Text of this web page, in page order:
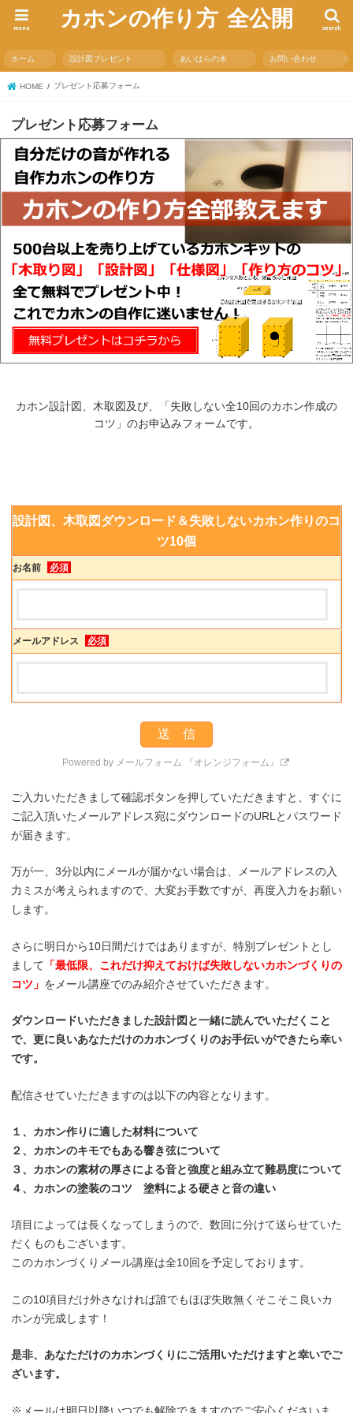
カホンの作り方 全公開 search
menu
ホーム 設計図プレゼント あいはらの木 お問い合わせ
HOME プレゼント応募フォーム
プレゼント応募フォーム
カホン設計図、木取図及び、「失敗しない全10回のカホン作成の
コツ」のお申込みフォームです。
設計図、木取図ダウンロード＆失敗しないカホン作りのコ
ツ10個
お名前 必須
メールアドレス 必須
Powered by メールフォーム 『オレンジフォーム』
ご入力いただきまして確認ボタンを押していただきますと、すぐに
ご記入頂いたメールアドレス宛にダウンロードのURLとパスワード
が届きます。
万が一、3分以内にメールが届かない場合は、メールアドレスの入
力ミスが考えられますので、大変お手数ですが、再度入力をお願い
します。
さらに明日から10日間だけではありますが、特別プレゼントとし
まして 「最低限、これだけ抑えておけば失敗しないカホンづくりの
コツ」 をメール講座でのみ紹介させていただきます。
ダウンロードいただきました設計図と一緒に読んでいただくこと
で、更に良いあなただけのカホンづくりのお手伝いができたら幸い
です。
配信させていただきますのは以下の内容となります。
１、カホン作りに適した材料について
２、カホンのキモでもある響き弦について
３、カホンの素材の厚さによる音と強度と組み立て難易度について
４、カホンの塗装のコツ 塗料による硬さと音の違い
項目によっては長くなってしまうので、数回に分けて送らせていた
だくものもございます。
このカホンづくりメール講座は全10回を予定しております。
この10項目だけ外さなければ誰でもほぼ失敗無くそこそこ良いカ
ホンが完成します！
是非、あなただけのカホンづくりにご活用いただけますと幸いでご
ざいます。
※メールは明日以降いつでも解除できますのでご安心くださいま